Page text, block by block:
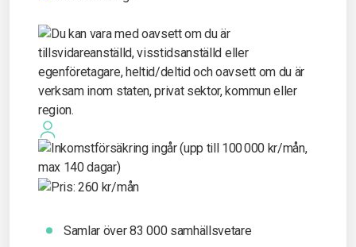
Samlar över 83 000 samhällsvetare